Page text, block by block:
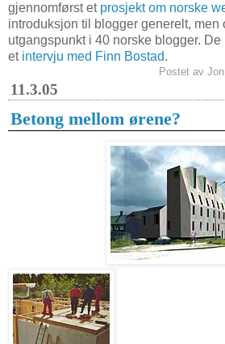
gjennomførst et prosjekt om norske
introduksjon til blogger generelt, men
utgangspunkt i 40 norske blogger. De
et intervju med Finn Bostad.
Postet av
11.3.05
Betong mellom ørene?